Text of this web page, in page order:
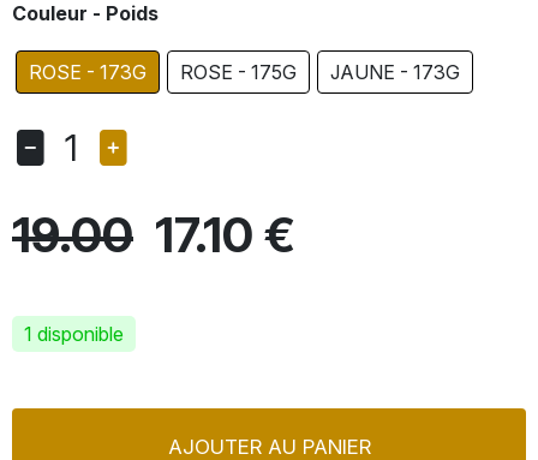
Couleur - Poids
ROSE - 173G ROSE - 175G JAUNE - 173G
1
19.00 17.10 €
1 disponible
AJOUTER AU PANIER